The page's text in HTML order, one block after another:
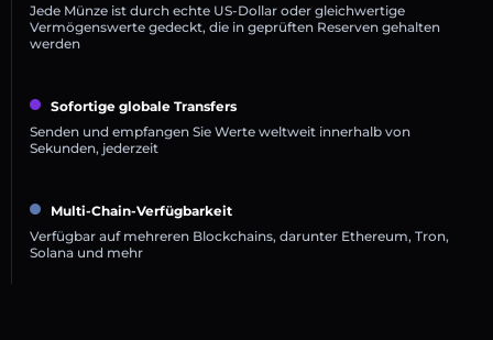
Jede Münze ist durch echte US-Dollar oder gleichwertige
Vermögenswerte gedeckt, die in geprüften Reserven gehalten
werden
Sofortige globale Transfers
Senden und empfangen Sie Werte weltweit innerhalb von
Sekunden, jederzeit
Multi-Chain-Verfügbarkeit
Verfügbar auf mehreren Blockchains, darunter Ethereum, Tron,
Solana und mehr